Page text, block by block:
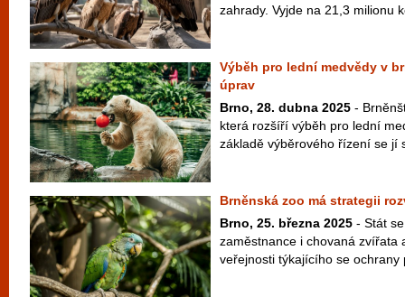
zahrady. Vyjde na 21,3 milionu
Výběh pro lední medvědy v
úprav
Brno, 28. dubna 2025 -
která rozšíří výběh pro lední
základě výběrového řízení se jí
Brněnská zoo má strategii
Brno, 25. března 2025 - Stát
zaměstnance i chovaná zvířata
veřejnosti týkajícího se ochrany